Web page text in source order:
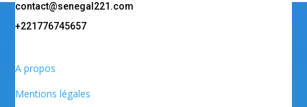
contact@senegal221.com
+221776745657
A propos
Mentions légales